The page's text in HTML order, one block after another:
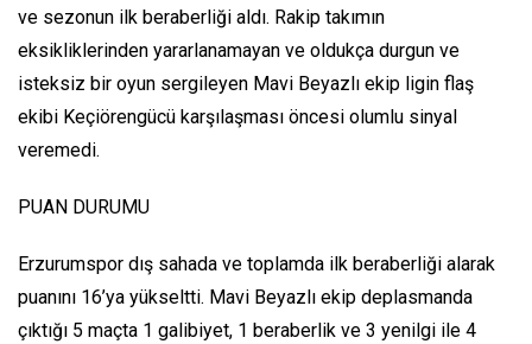
ve sezonun ilk beraberliği aldı. Rakip takımın
eksikliklerinden yararlanamayan ve oldukça durgun ve
isteksiz bir oyun sergileyen Mavi Beyazlı ekip ligin flaş
ekibi Keçiörengücü karşılaşması öncesi olumlu sinyal
veremedi.
PUAN DURUMU
Erzurumspor dış sahada ve toplamda ilk beraberliği alarak
puanını 16’ya yükseltti. Mavi Beyazlı ekip deplasmanda
çıktığı 5 maçta 1 galibiyet, 1 beraberlik ve 3 yenilgi ile 4